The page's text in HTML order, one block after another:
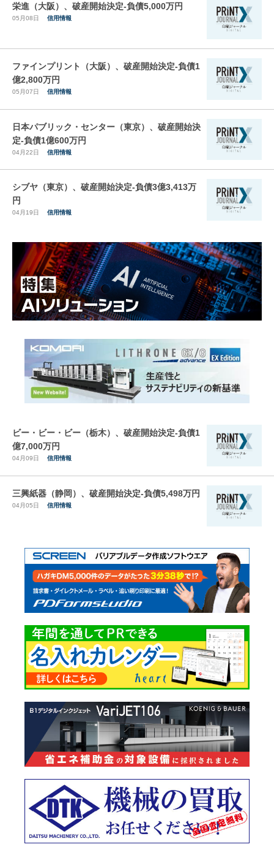
栄進（大阪）、破産開始決定-負債5,000万円
05月08日 信用情報
ファインプリント（大阪）、破産開始決定-負債1
億2,800万円
05月07日 信用情報
日本パブリック・センター（東京）、破産開始決
定-負債1億600万円
04月22日 信用情報
シブヤ（東京）、破産開始決定-負債3億3,413万
円
04月19日 信用情報
ビー・ビー・ビー（栃木）、破産開始決定-負債1
億7,000万円
04月09日 信用情報
三興紙器（静岡）、破産開始決定-負債5,498万円
04月05日 信用情報